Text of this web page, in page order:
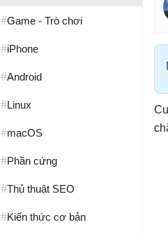
#Game - Trò chơi
#iPhone
#Android
#Linux
#macOS
#Phần cứng
#Thủ thuật SEO
#Kiến thức cơ bản